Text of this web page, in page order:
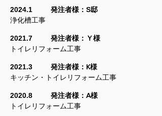
2024.1
発注者様：S邸
浄化槽工事
2021.7
発注者様：Ｙ様
トイレリフォーム工事
2021.3 発注者様： K様
キッチン・トイレリフォーム工事
2020.8 発注者様： A様
トイレリフォーム工事